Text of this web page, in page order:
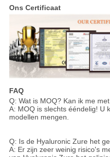
Ons Certificaat
FAQ
Q: Wat is MOQ? Kan ik me
A: MOQ is slechts ééndelig! U
modellen mengen.
Q: Is de Hyaluronic Zure het
A: Er zijn zeer weinig risico's